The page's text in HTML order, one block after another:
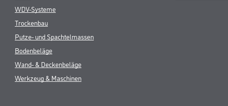
WDV-Systeme
Trockenbau
Putze- und Spachtelmassen
Bodenbeläge
Wand- & Deckenbeläge
Werkzeug & Maschinen